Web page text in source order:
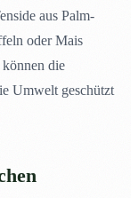
aus Palm-
oder Mais
die
Umwelt geschützt